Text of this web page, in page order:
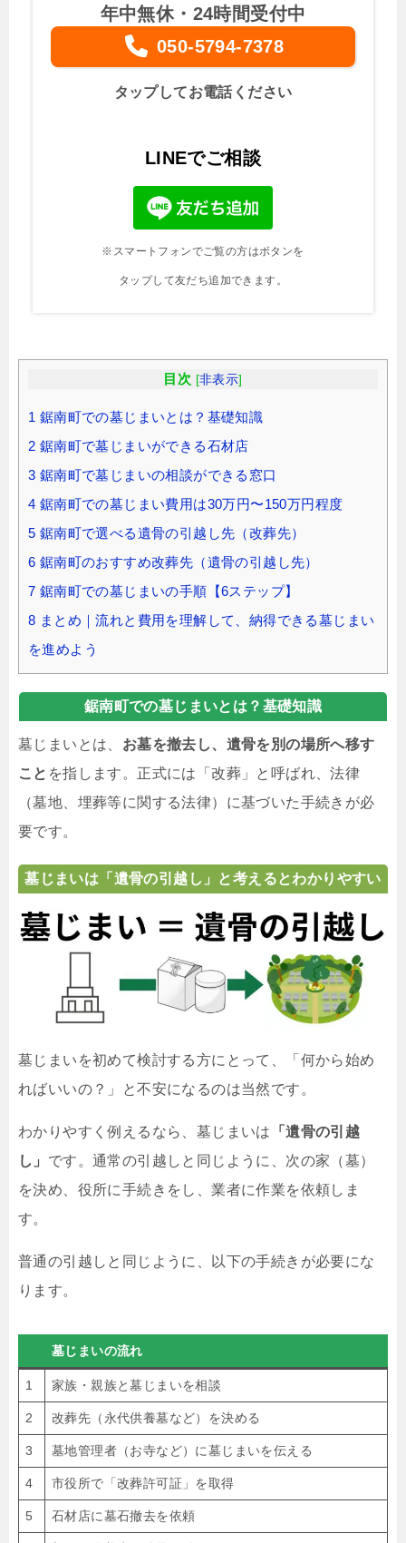
年中無休・24時間受付中
050-5794-7378
タップしてお電話ください
LINEでご相談
※スマートフォンでご覧の方はボタンを
タップして友だち追加できます。
目次 [非表示]
1 鋸南町での墓じまいとは？基礎知識
2 鋸南町で墓じまいができる石材店
3 鋸南町で墓じまいの相談ができる窓口
4 鋸南町での墓じまい費用は30万円〜150万円程度
5 鋸南町で選べる遺骨の引越し先（改葬先）
6 鋸南町のおすすめ改葬先（遺骨の引越し先）
7 鋸南町での墓じまいの手順【6ステップ】
8 まとめ｜流れと費用を理解して、納得できる墓じまい
を進めよう
鋸南町での墓じまいとは？基礎知識
墓じまいとは、 お墓を撤去し、遺骨を別の場所へ移す
こと を指します。正式には「改葬」と呼ばれ、法律
（墓地、埋葬等に関する法律）に基づいた手続きが必
要です。
墓じまいは「遺骨の引越し」と考えるとわかりやすい
墓じまいを初めて検討する方にとって、「何から始め
ればいいの？」と不安になるのは当然です。
わかりやすく例えるなら、墓じまいは
「遺骨の引越
し」 です。通常の引越しと同じように、次の家（墓）
を決め、役所に手続きをし、業者に作業を依頼しま
す。
普通の引越しと同じように、以下の手続きが必要にな
ります。
墓じまいの流れ
1 家族・親族と墓じまいを相談
2 改葬先（永代供養墓など）を決める
3 墓地管理者（お寺など）に墓じまいを伝える
4 市役所で「改葬許可証」を取得
5 石材店に墓石撤去を依頼